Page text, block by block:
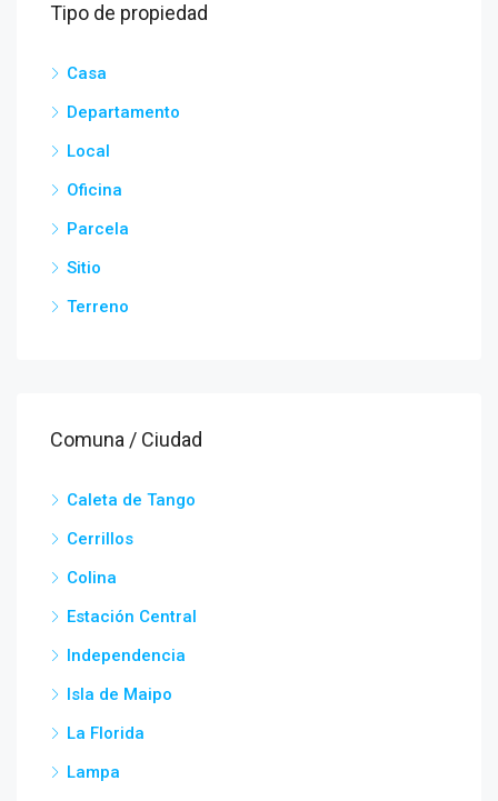
Tipo de propiedad
Casa
Departamento
Local
Oficina
Parcela
Sitio
Terreno
Comuna / Ciudad
Caleta de Tango
Cerrillos
Colina
Estación Central
Independencia
Isla de Maipo
La Florida
Lampa